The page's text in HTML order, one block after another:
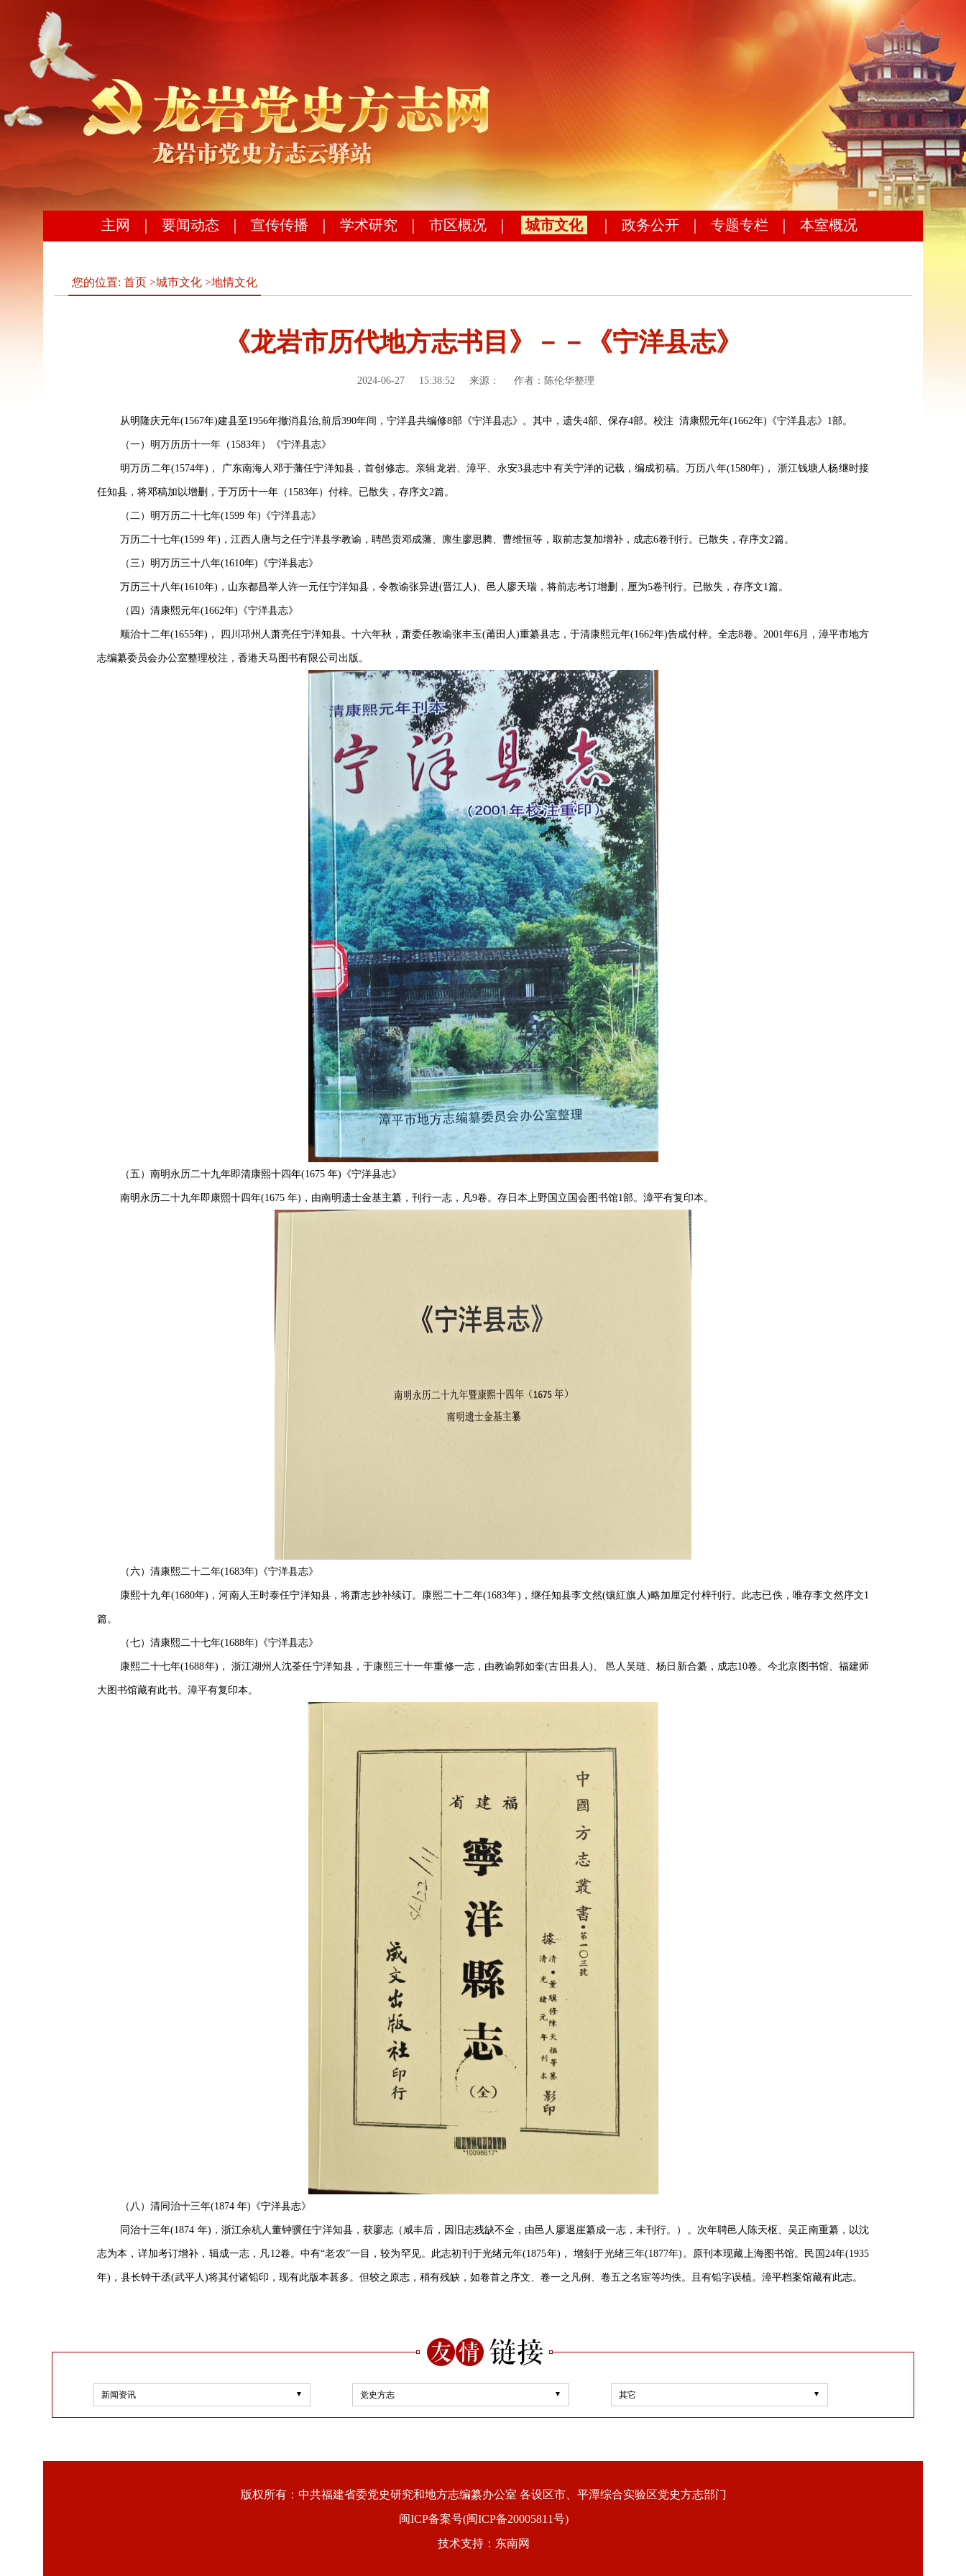
主网 要闻动态 宣传传播 学术研究 市区概况 城市文化 政务公开 专题专栏 本室概况
您的位置: 首页 >城市文化 >地情文化
《龙岩市历代地方志书目》－－《宁洋县志》
2024-06-27 15:38:52 来源： 作者：陈伦华整理
从明隆庆元年(1567年)建县至1956年撤消县治,前后390年间，宁洋县共编修8部《宁洋县志》。其中，遗失4部、保存4部。校注 清康熙元年(1662年)《宁洋县志》1部。
（一）明万历历十一年（1583年）《宁洋县志》
明万历二年(1574年)， 广东南海人邓于藩任宁洋知县，首创修志。亲辑龙岩、漳平、永安3县志中有关宁洋的记载，编成初稿。万历八年(1580年)， 浙江钱塘人杨继时接
任知县，将邓稿加以增删，于万历十一年（1583年）付梓。已散失，存序文2篇。
（二）明万历二十七年(1599 年)《宁洋县志》
万历二十七年(1599 年)，江西人唐与之任宁洋县学教谕，聘邑贡邓成藩、廪生廖思腾、曹维恒等，取前志复加增补，成志6卷刊行。已散失，存序文2篇。
（三）明万历三十八年(1610年)《宁洋县志》
万历三十八年(1610年)，山东都昌举人许一元任宁洋知县，令教谕张异进(晋江人)、邑人廖天瑞，将前志考订增删，厘为5卷刊行。已散失，存序文1篇。
（四）清康熙元年(1662年)《宁洋县志》
顺治十二年(1655年)， 四川邛州人萧亮任宁洋知县。十六年秋，萧委任教谕张丰玉(莆田人)重纂县志，于清康熙元年(1662年)告成付梓。全志8卷。2001年6月，漳平市地方
志编纂委员会办公室整理校注，香港天马图书有限公司出版。
（五）南明永历二十九年即清康熙十四年(1675 年)《宁洋县志》
南明永历二十九年即康熙十四年(1675 年)，由南明遗士金基主纂，刊行一志，凡9卷。存日本上野国立国会图书馆1部。漳平有复印本。
（六）清康熙二十二年(1683年)《宁洋县志》
康熙十九年(1680年)，河南人王时泰任宁洋知县，将萧志抄补续订。康熙二十二年(1683年)，继任知县李文然(镶紅旗人)略加厘定付梓刊行。此志已佚，唯存李文然序文1
篇。
（七）清康熙二十七年(1688年)《宁洋县志》
康熙二十七年(1688年)， 浙江湖州人沈荃任宁洋知县，于康熙三十一年重修一志，由教谕郭如奎(古田县人)、 邑人吴琏、杨日新合纂，成志10卷。今北京图书馆、福建师
大图书馆藏有此书。漳平有复印本。
（八）清同治十三年(1874 年)《宁洋县志》
同治十三年(1874 年)，浙江余杭人董钟骥任宁洋知县，获廖志（咸丰后，因旧志残缺不全，由邑人廖退崖纂成一志，未刊行。）。次年聘邑人陈天枢、吴正南重纂，以沈
志为本，详加考订增补，辑成一志，凡12卷。中有“老农”一目，较为罕见。此志初刊于光绪元年(1875年)， 增刻于光绪三年(1877年)。原刊本现藏上海图书馆。民国24年(1935
年)，县长钟干丞(武平人)将其付诸铅印，现有此版本甚多。但较之原志，稍有残缺，如卷首之序文、卷一之凡例、卷五之名宦等均佚。且有铅字误植。漳平档案馆藏有此志。
新闻资讯 党史方志 其它
版权所有：中共福建省委党史研究和地方志编纂办公室 各设区市、平潭综合实验区党史方志部门
闽ICP备案号(闽ICP备20005811号)
技术支持：东南网